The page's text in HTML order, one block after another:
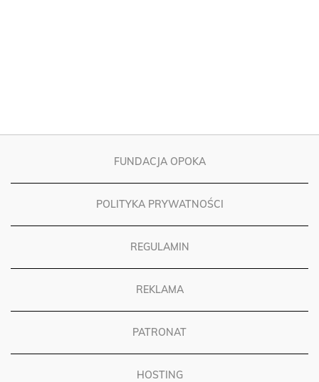
FUNDACJA OPOKA
POLITYKA PRYWATNOŚCI
REGULAMIN
REKLAMA
PATRONAT
HOSTING